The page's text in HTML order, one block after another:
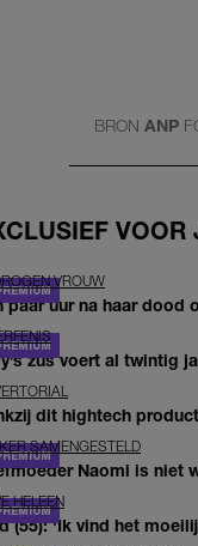
BRON ANP
VOOR
VROUW
paar uur na haar dood
zus voert al twintig
dit hightech
SAMENGESTELD
Naomi is niet
HELEEN
(55): 'Ik vind het